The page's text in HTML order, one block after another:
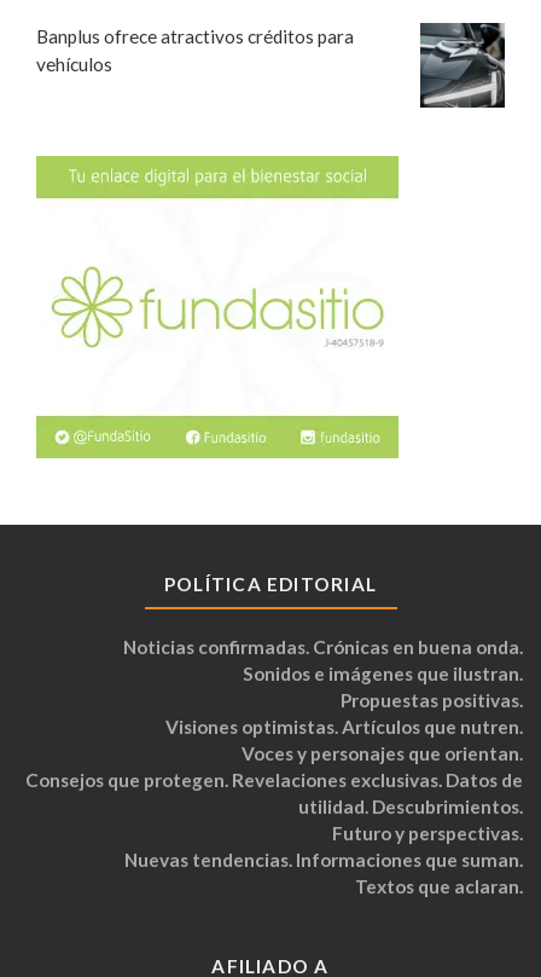
Banplus ofrece atractivos créditos para
vehículos
POLÍTICA EDITORIAL
Noticias confirmadas. Crónicas en buena onda.
Sonidos e imágenes que ilustran.
Propuestas positivas.
Visiones optimistas. Artículos que nutren.
Voces y personajes que orientan.
Consejos que protegen. Revelaciones exclusivas. Datos de
utilidad. Descubrimientos.
Futuro y perspectivas.
Nuevas tendencias. Informaciones que suman.
Textos que aclaran.
AFILIADO A